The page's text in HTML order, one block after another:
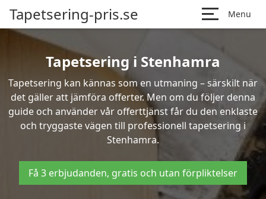
Tapetsering-pris.se Menu
Tapetsering i Stenhamra
Tapetsering kan kännas som en utmaning – särskilt när
det gäller att jämföra offerter. Men om du följer denna
guide och använder vår offerttjänst får du den enklaste
och tryggaste vägen till professionell tapetsering i
Stenhamra.
Få 3 erbjudanden, gratis och utan förpliktelser